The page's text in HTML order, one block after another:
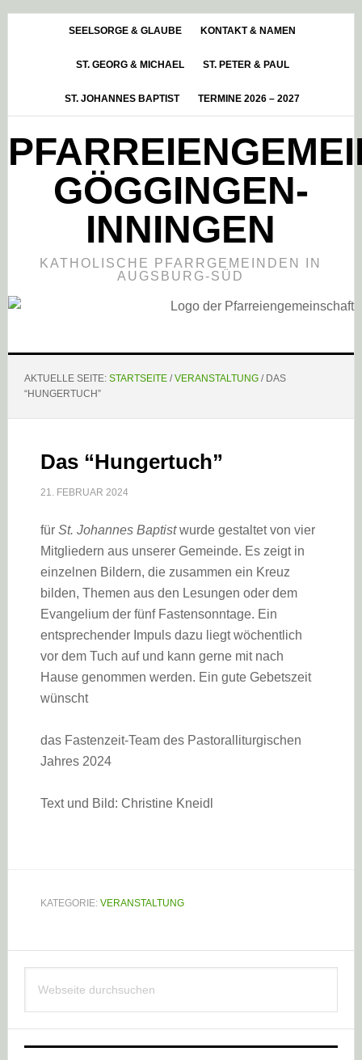
HauptsidebarSEELSORGE & GLAUBE KONTAKT & NAMEN
ST. GEORG & MICHAEL ST. PETER & PAUL
ST. JOHANNES BAPTIST TERMINE 2026 – 2027
GÖGGINGEN-
INNINGEN
KATHOLISCHE PFARRGEMEINDEN IN
AUGSBURG-SÜD
AKTUELLE SEITE: STARTSEITE / VERANSTALTUNG /DAS
“HUNGERTUCH”
Das “Hungertuch”
21. FEBRUAR 2024
für St. Johannes Baptistwurde gestaltet von vier
Mitgliedern aus unserer Gemeinde. Es zeigt in
einzelnen Bildern, die zusammen ein Kreuz
bilden, Themen aus den Lesungen oder dem
Evangelium der fünf Fastensonntage. Ein
entsprechender Impuls dazu liegt wöchentlich
vor dem Tuch auf und kann gerne mit nach
Hause genommen werden. Ein gute Gebetszeit
wünscht
das Fastenzeit-Team des Pastoralliturgischen
Jahres 2024
Text und Bild: Christine Kneidl
KATEGORIE: VERANSTALTUNG
Haupt-
Sidebar
durchsuchen